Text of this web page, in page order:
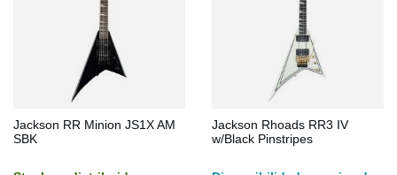
Jackson RR Minion JS1X AM
SBK
Jackson Rhoads RR3 IV
w/Black Pinstripes